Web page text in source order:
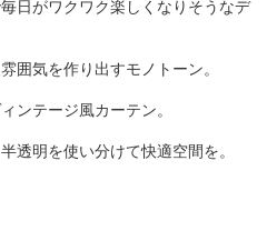
日がワクワク楽しくなりそうなデ
囲気を作り出すモノトーン。
ンテージ風カーテン。
透明を使い分けて快適空間を。